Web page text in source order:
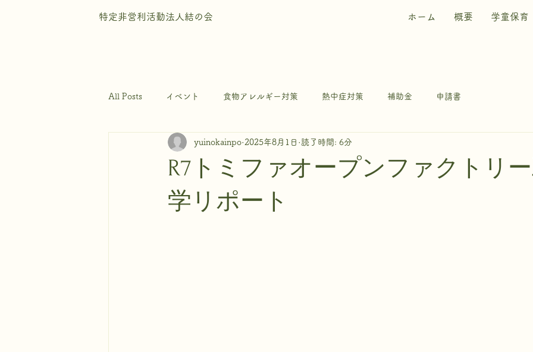
特定非営利活動法人結の会 ホーム 概要 学童保育
All Posts イベント 食物アレルギー対策 熱中症対策 補助金 申請書
R7トミファオープンファクトリ
学リポート
yuinokainpo 2025年8月1日 読了時間: 6分